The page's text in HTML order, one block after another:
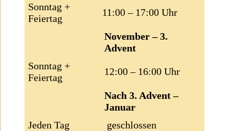
Sonntag +
Feiertag
11:00 – 17:00 Uhr
November – 3.
Advent
Sonntag +
Feiertag
12:00 – 16:00 Uhr
Nach 3. Advent –
Januar
Jeden Tag
geschlossen